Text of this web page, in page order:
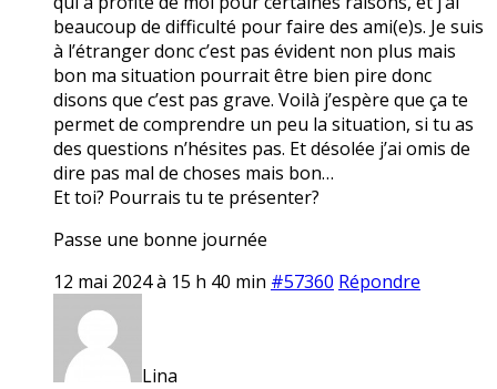
beaucoup de difficulté pour faire des ami(e)s. Je suis
à l’étranger donc c’est pas évident non plus mais
bon ma situation pourrait être bien pire donc
disons que c’est pas grave. Voilà j’espère que ça te
permet de comprendre un peu la situation, si tu as
des questions n’hésites pas. Et désolée j’ai omis de
dire pas mal de choses mais bon…
Et toi? Pourrais tu te présenter?
Passe une bonne journée
12 mai 2024 à 15 h 40 min #57360 Répondre
Lina